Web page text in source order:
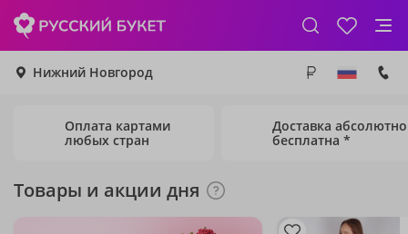
Нижний Новгород
Оплата картами
любых стран
Доставка абсолютно
бесплатна *
Товары и акции дня